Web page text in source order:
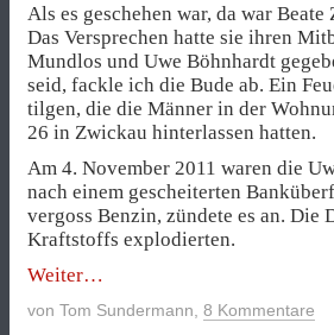
Als es geschehen war, da war
Das Versprechen hatte sie ihren
Mundlos und Uwe Böhnhardt
seid, fackle ich die Bude ab. Ein
tilgen, die die Männer in der
26 in Zwickau hinterlassen hatten.
Am 4. November 2011 waren die
nach einem gescheiterten
vergoss Benzin, zündete es an. Die
Kraftstoffs explodierten.
Weiter„Trumpf
Altverteidiger“
von Tom Sundermann 8 Kommentare